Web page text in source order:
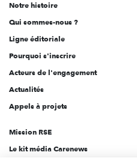
l'engagement
Notre histoire
Qui sommes-nous ?
Ligne éditoriale
Pourquoi s'inscrire
Acteurs de l'engagement
Actualités
Appels à projets
Mission RSE
Le kit média Carenews